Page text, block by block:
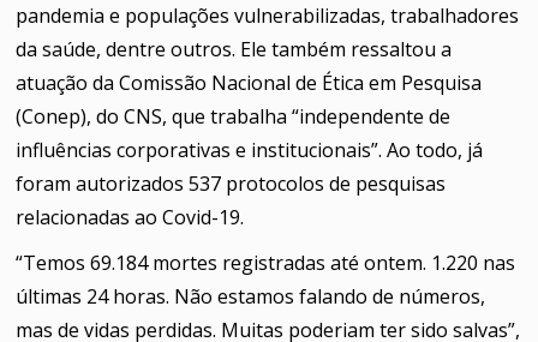
pandemia e populações vulnerabilizadas, trabalhadores
da saúde, dentre outros. Ele também ressaltou a
atuação da Comissão Nacional de Ética em Pesquisa
(Conep), do CNS, que trabalha “independente de
influências corporativas e institucionais”. Ao todo, já
foram autorizados 537 protocolos de pesquisas
relacionadas ao Covid-19.
“Temos 69.184 mortes registradas até ontem. 1.220 nas
últimas 24 horas. Não estamos falando de números,
mas de vidas perdidas. Muitas poderiam ter sido salvas”,